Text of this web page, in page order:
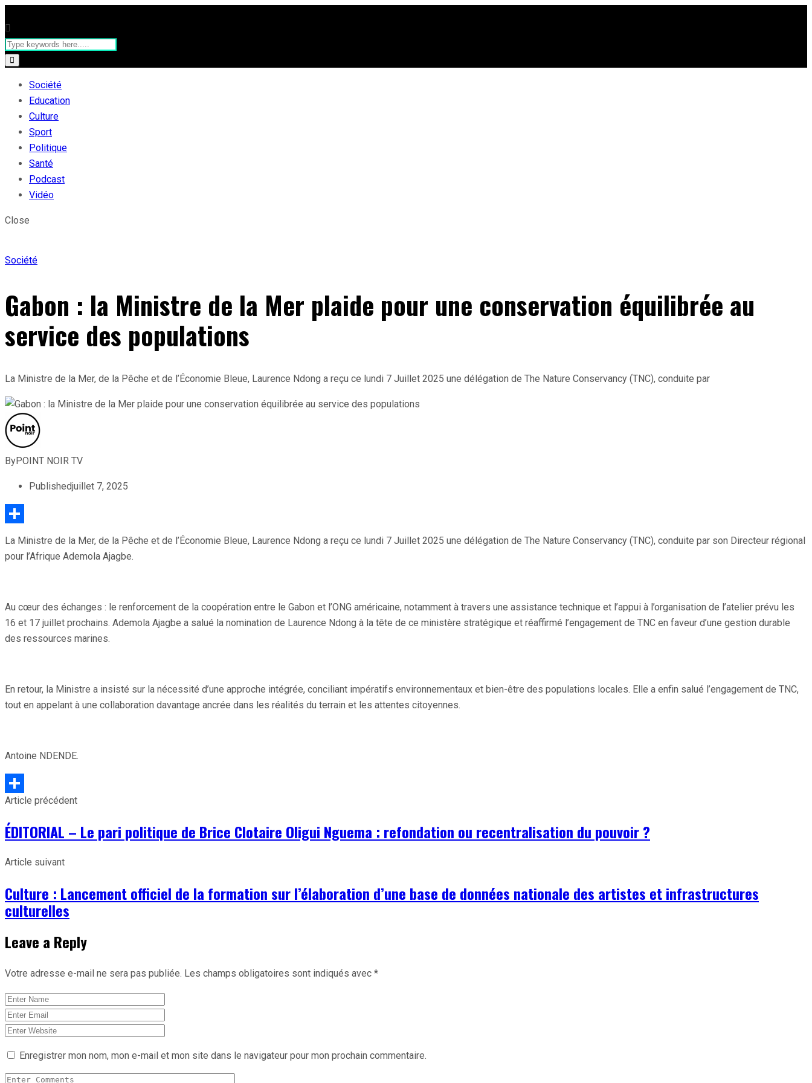
Société
Education
Culture
Sport
Politique
Santé
Podcast
Vidéo
Close
Société
Gabon : la Ministre de la Mer plaide pour une conservation équilibrée au
service des populations
La Ministre de la Mer, de la Pêche et de l’Économie Bleue, Laurence Ndong a reçu ce lundi 7 Juillet 2025 une délégation de The Nature Conservancy (TNC), conduite par
ByPOINT NOIR TV
Publishedjuillet 7, 2025
La Ministre de la Mer, de la Pêche et de l’Économie Bleue, Laurence Ndong a reçu ce lundi 7 Juillet 2025 une délégation de The Nature Conservancy (TNC), conduite par son Directeur régional
pour l’Afrique Ademola Ajagbe.
Au cœur des échanges : le renforcement de la coopération entre le Gabon et l’ONG américaine, notamment à travers une assistance technique et l’appui à l’organisation de l’atelier prévu les
16 et 17 juillet prochains. Ademola Ajagbe a salué la nomination de Laurence Ndong à la tête de ce ministère stratégique et réaffirmé l’engagement de TNC en faveur d’une gestion durable
des ressources marines.
En retour, la Ministre a insisté sur la nécessité d’une approche intégrée, conciliant impératifs environnementaux et bien-être des populations locales. Elle a enfin salué l’engagement de TNC,
tout en appelant à une collaboration davantage ancrée dans les réalités du terrain et les attentes citoyennes.
Antoine NDENDE.
Partager
Article précédent
ÉDITORIAL – Le pari politique de Brice Clotaire Oligui Nguema : refondation ou recentralisation du pouvoir ?
Article suivant
Culture : Lancement officiel de la formation sur l’élaboration d’une base de données nationale des artistes et infrastructures
culturelles
Leave a Reply
Votre adresse e-mail ne sera pas publiée. Les champs obligatoires sont indiqués avec *
Enregistrer mon nom, mon e-mail et mon site dans le navigateur pour mon prochain commentaire.